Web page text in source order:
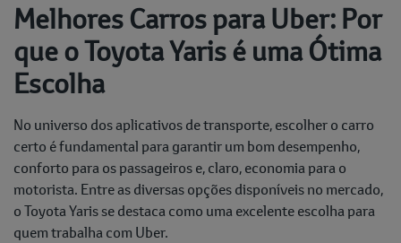
Melhores Carros para Uber: Por
que o Toyota Yaris é uma Ótima
Escolha
No universo dos aplicativos de transporte, escolher o carro
certo é fundamental para garantir um bom desempenho,
conforto para os passageiros e, claro, economia para o
motorista. Entre as diversas opções disponíveis no mercado,
o Toyota Yaris se destaca como uma excelente escolha para
quem trabalha com Uber.